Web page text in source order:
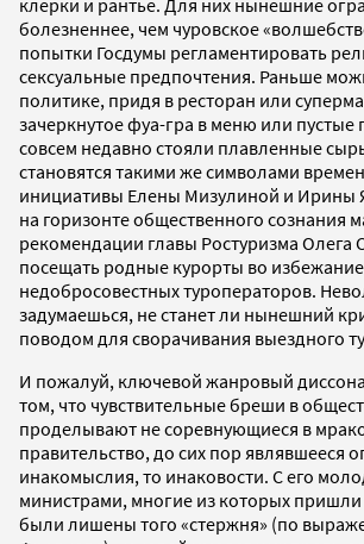
болезненнее, чем чуровское
попытки Госдумы регламентировать
сексуальные предпочтения. Раньше
политике, придя в ресторан или
зачеркнутое фуа-гра в меню или пустые
совсем недавно стояли плавленные
становятся такими же символами
инициативы Елены Мизулиной и Ирины
на горизонте общественного сознания
рекомендации главы Ростуризма Олега
посещать родные курорты во избежание
недобросовестных туроператоров.
задумаешься, не станет ли нынешний
поводом для сворачивания выездного
И пожалуй, ключевой жанровый
том, что чувствительные бреши в
проделывают не соревнующиеся в
правительство, до сих пор являвшееся
инакомыслия, то инаковости. С его
министрами, многие из которых пришли
были лишены того «стержня» (по